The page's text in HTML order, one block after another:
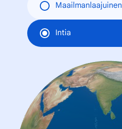
Maailmanlaajuinen
Intia